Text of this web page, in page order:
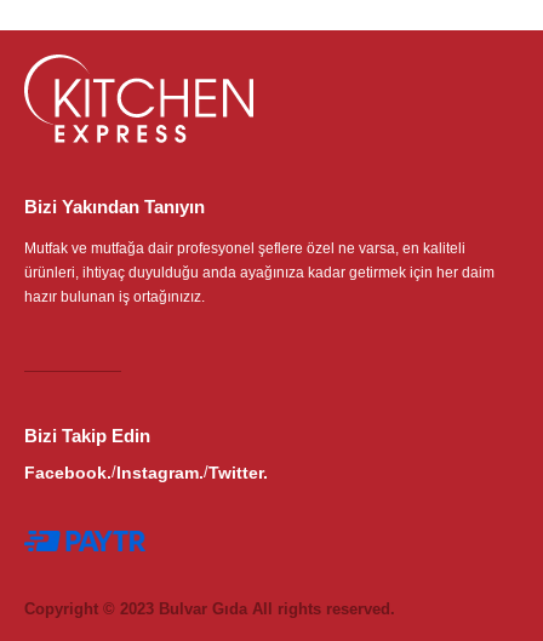
Bizi Yakından Tanıyın
Mutfak ve mutfağa dair profesyonel şeflere özel ne varsa, en kaliteli
ürünleri, ihtiyaç duyulduğu anda ayağınıza kadar getirmek için her daim
hazır bulunan iş ortağınızız.
Bizi Takip Edin
Facebook./Instagram./Twitter.
Copyright © 2023 Bulvar Gıda All rights reserved.